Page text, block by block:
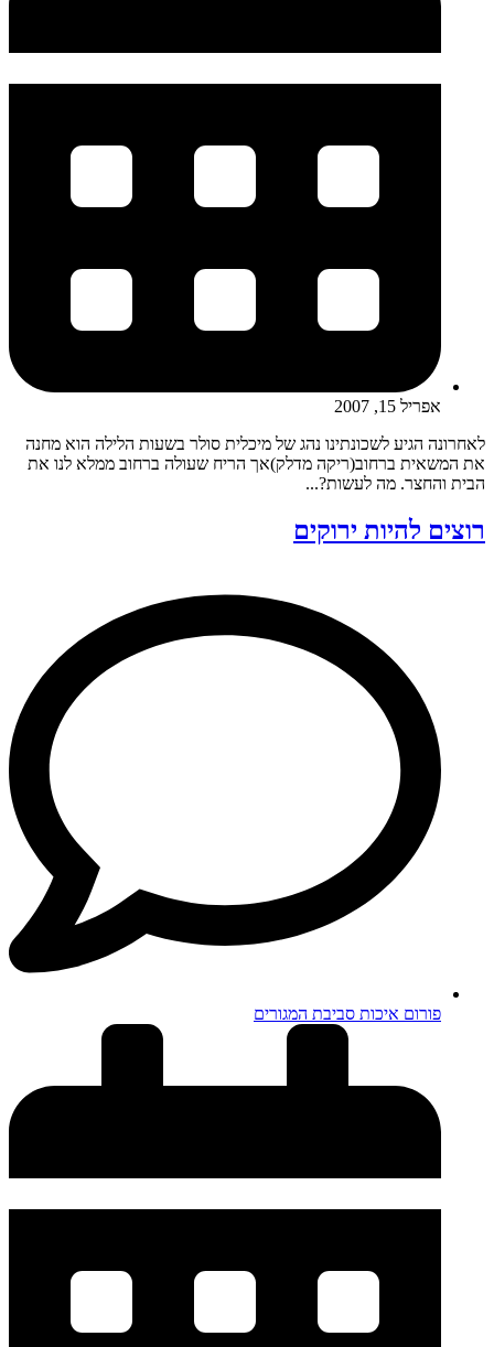
אפריל 15, 2007
לאחרונה הגיע לשכונתינו נהג של מיכלית סולר בשעות הלילה הוא מחנה
את המשאית ברחוב(ריקה מדלק)אך הריח שעולה ברחוב ממלא לנו את
הבית והחצר. מה לעשות?...
רוצים להיות ירוקים
פורום איכות סביבת המגורים